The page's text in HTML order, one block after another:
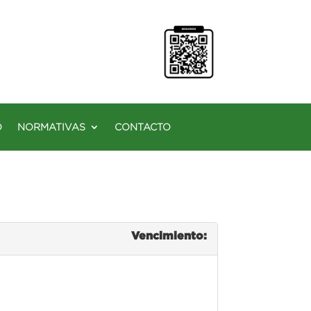
NORMATIVAS CONTACTO
Vencimiento: